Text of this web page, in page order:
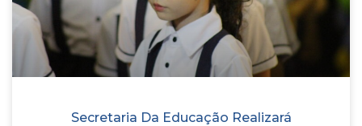
Secretaria Da Educação Realizará